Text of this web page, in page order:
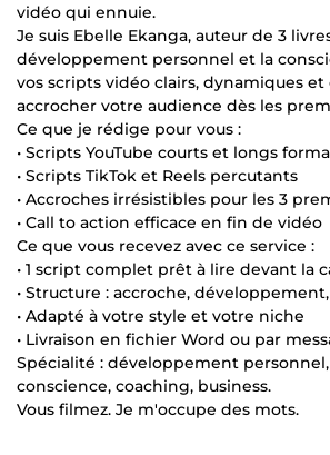
vidéo qui ennuie.
Je suis Ebelle Ekanga, auteur de 3
développement personnel et la
vos scripts vidéo clairs, dynamiques
accrocher votre audience dès les
Ce que je rédige pour vous :
• Scripts YouTube courts et longs
• Scripts TikTok et Reels percutants
• Accroches irrésistibles pour les 3
• Call to action efficace en fin de vidéo
Ce que vous recevez avec ce service :
• 1 script complet prêt à lire devant la
• Structure : accroche,
• Adapté à votre style et votre niche
• Livraison en fichier Word ou par
Spécialité : développement
conscience, coaching, business.
Vous filmez. Je m'occupe des mots.